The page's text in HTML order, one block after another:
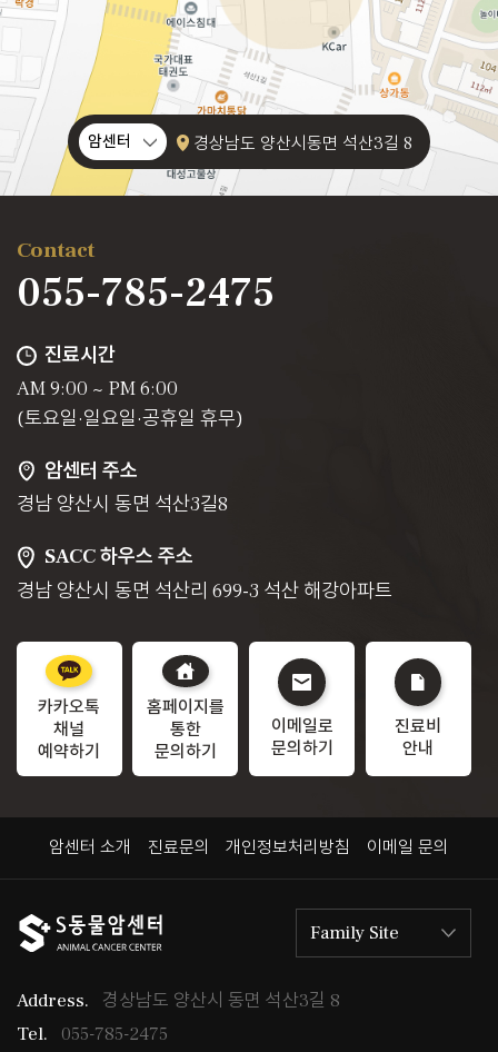
암센터 경상남도 양산시동면 석산3길 8
Contact
055-785-2475
진료시간
AM 9:00 ~ PM 6:00
(토요일·일요일·공휴일 휴무)
암센터 주소
경남 양산시 동면 석산3길8
SACC 하우스 주소
경남 양산시 동면 석산리 699-3 석산 해강아파트
카카오톡
채널
예약하기
홈페이지를
통한
문의하기
이메일로
문의하기
진료비
안내
암센터 소개 진료문의 개인정보처리방침 이메일 문의
Address.
경상남도 양산시 동면 석산3길 8
Tel.
055-785-2475
Family Site